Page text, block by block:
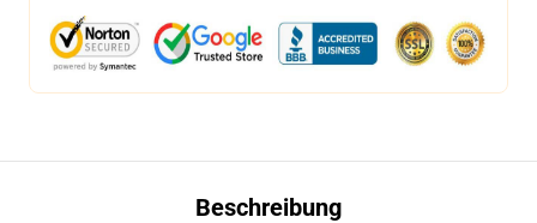
Beschreibung